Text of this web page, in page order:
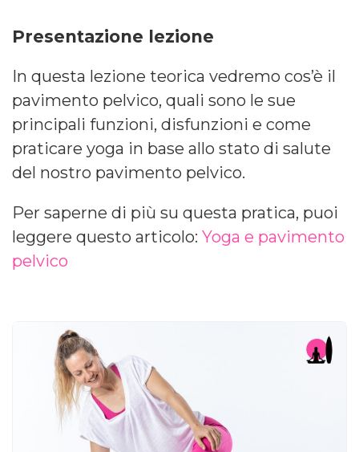
Presentazione lezione
In questa lezione teorica vedremo cos’è il
pavimento pelvico, quali sono le sue
principali funzioni, disfunzioni e come
praticare yoga in base allo stato di salute
del nostro pavimento pelvico.
Per saperne di più su questa pratica, puoi
leggere questo articolo: Yoga e pavimento
pelvico